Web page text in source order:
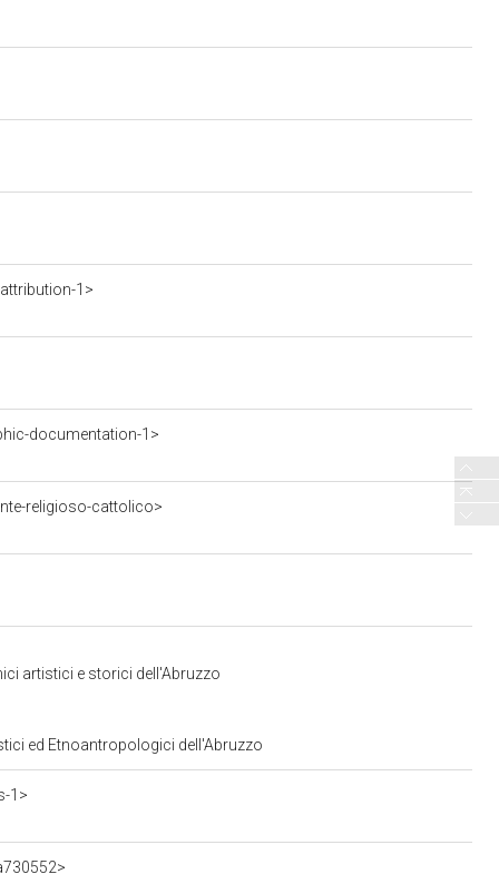
1>
documentation-1>
religioso-cattolico>
artistici e storici dell'Abruzzo
ed Etnoantropologici dell'Abruzzo
1>